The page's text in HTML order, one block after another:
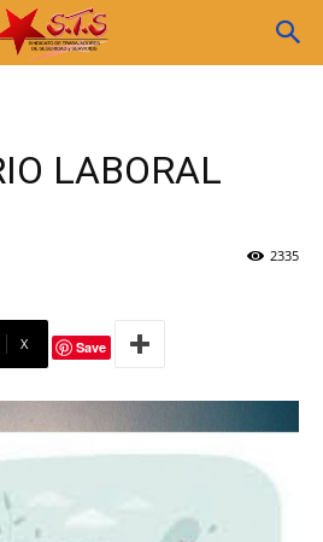
LABORAL
2335
X Save